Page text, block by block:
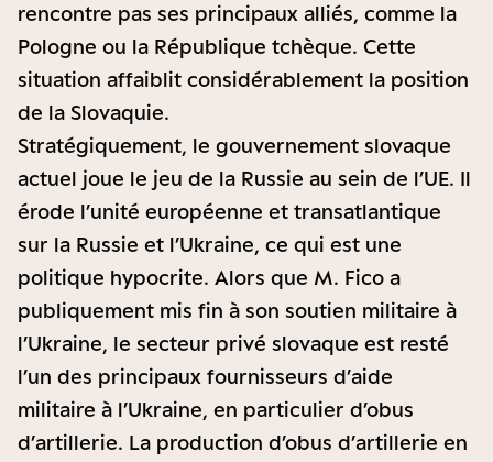
rencontre pas ses principaux alliés, comme la
Pologne ou la République tchèque. Cette
situation affaiblit considérablement la position
de la Slovaquie.
Stratégiquement, le gouvernement slovaque
actuel joue le jeu de la Russie au sein de l’UE. Il
érode l’unité européenne et transatlantique
sur la Russie et l’Ukraine, ce qui est une
politique hypocrite. Alors que M. Fico a
publiquement mis fin à son soutien militaire à
l’Ukraine, le secteur privé slovaque est resté
l’un des principaux fournisseurs d’aide
militaire à l’Ukraine, en particulier d’obus
d’artillerie. La production d’obus d’artillerie en